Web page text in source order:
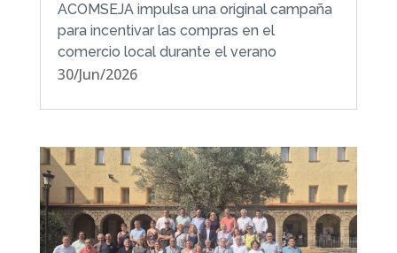
ACOMSEJA impulsa una original campaña
para incentivar las compras en el
comercio local durante el verano
30/Jun/2026